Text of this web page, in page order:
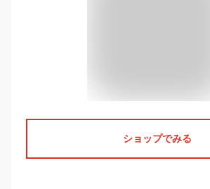
ショップでみる